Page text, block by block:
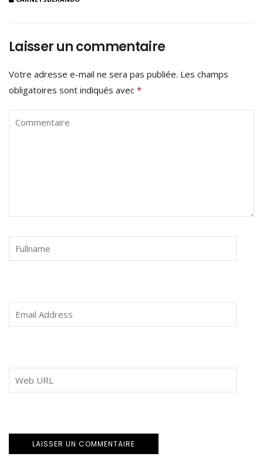
Laisser un commentaire
Votre adresse e-mail ne sera pas publiée. Les champs
obligatoires sont indiqués avec *